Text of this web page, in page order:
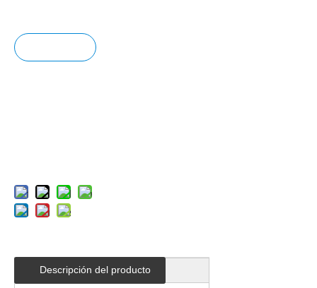
Descripción del producto